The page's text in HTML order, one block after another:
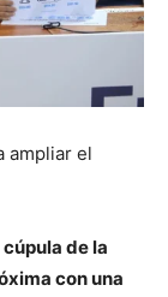
ampliar el
de la
con una